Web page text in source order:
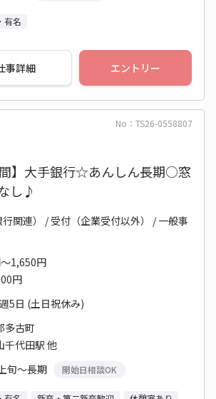
有名
事詳細 エントリー
No：TS26-0558807
】大手銀行☆あんしん長期○窓
し♪
関連） / 受付（企業受付以外） / 一般事
1,650円
円
5日 (土日祝休み)
多古町
千代田駅 他
旬～長期
開始日相談OK